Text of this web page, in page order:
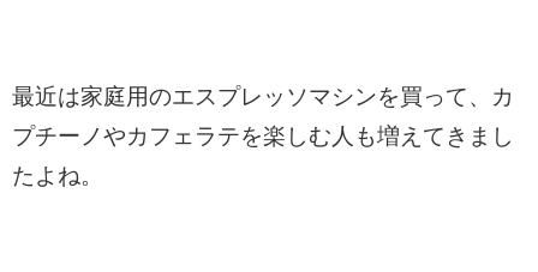
最近は家庭用のエスプレッソマシンを買って、カ
プチーノやカフェラテを楽しむ人も増えてきまし
たよね。